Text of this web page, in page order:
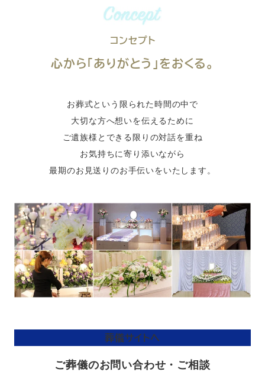
コンセプト
心から「ありがとう」をおくる。
お葬式という限られた時間の中で
大切な方へ想いを伝えるために
ご遺族様とできる限りの対話を重ね
お気持ちに寄り添いながら
最期のお見送りのお手伝いをいたします。
葬儀サイトへ
ご葬儀のお問い合わせ・ご相談